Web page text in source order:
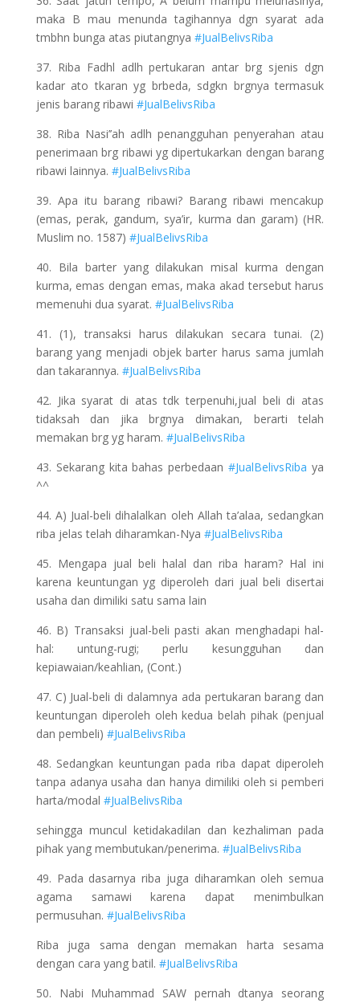
maka B mau menunda tagihannya dgn syarat ada
tmbhn bunga atas piutangnya #JualBelivsRiba
37. Riba Fadhl adlh pertukaran antar brg sjenis dgn
kadar ato tkaran yg brbeda, sdgkn brgnya termasuk
jenis barang ribawi #JualBelivsRiba
38. Riba Nasi’’ah adlh penangguhan penyerahan atau
penerimaan brg ribawi yg dipertukarkan dengan barang
ribawi lainnya. #JualBelivsRiba
39. Apa itu barang ribawi? Barang ribawi mencakup
(emas, perak, gandum, sya’ir, kurma dan garam) (HR.
Muslim no. 1587) #JualBelivsRiba
40. Bila barter yang dilakukan misal kurma dengan
kurma, emas dengan emas, maka akad tersebut harus
memenuhi dua syarat. #JualBelivsRiba
41. (1), transaksi harus dilakukan secara tunai. (2)
barang yang menjadi objek barter harus sama jumlah
dan takarannya. #JualBelivsRiba
42. Jika syarat di atas tdk terpenuhi,jual beli di atas
tidaksah dan jika brgnya dimakan, berarti telah
memakan brg yg haram. #JualBelivsRiba
43. Sekarang kita bahas perbedaan#JualBelivsRiba ya
^^
44. A) Jual-beli dihalalkan oleh Allah ta’alaa, sedangkan
riba jelas telah diharamkan-Nya #JualBelivsRiba
45. Mengapa jual beli halal dan riba haram? Hal ini
karena keuntungan yg diperoleh dari jual beli disertai
usaha dan dimiliki satu sama lain
46. B) Transaksi jual-beli pasti akan menghadapi hal-
hal: untung-rugi; perlu kesungguhan dan
kepiawaian/keahlian, (Cont.)
47. C) Jual-beli di dalamnya ada pertukaran barang dan
keuntungan diperoleh oleh kedua belah pihak (penjual
dan pembeli) #JualBelivsRiba
48. Sedangkan keuntungan pada riba dapat diperoleh
tanpa adanya usaha dan hanya dimiliki oleh si pemberi
harta/modal #JualBelivsRiba
sehingga muncul ketidakadilan dan kezhaliman pada
pihak yang membutukan/penerima. #JualBelivsRiba
49. Pada dasarnya riba juga diharamkan oleh semua
agama samawi karena dapat menimbulkan
permusuhan. #JualBelivsRiba
Riba juga sama dengan memakan harta sesama
dengan cara yang batil. #JualBelivsRiba
50. Nabi Muhammad SAW pernah dtanya seorang